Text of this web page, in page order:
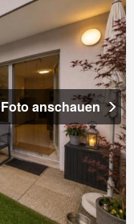
Foto anschauen